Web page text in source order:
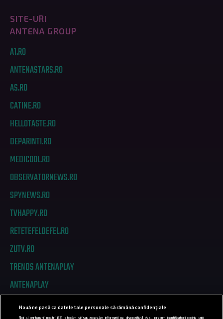
SITE-URI
ANTENA GROUP
A1.RO
ANTENASTARS.RO
AS.RO
CATINE.RO
HELLOTASTE.RO
DEPARINTI.RO
MEDICOOL.RO
OBSERVATORNEWS.RO
SPYNEWS.RO
TVHAPPY.RO
RETETEFELDEFEL.RO
ZUTV.RO
TRENDS ANTENAPLAY
ANTENAPLAY
PRIVACY
Nouă ne pasă ca datele tale personale să rămână confidențiale
Noi și partenerii noștri 831 stocăm și/sau accesăm informații pe dispozitivul dvs., precum identificatorii cookie unici